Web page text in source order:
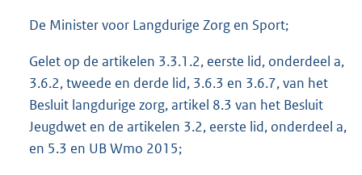
b
De Minister voor Langdurige Zorg en Sport;
Gelet op de artikelen 3.3.1.2, eerste lid, onderdeel a,
3.6.2, tweede en derde lid, 3.6.3 en 3.6.7, van het
Besluit langdurige zorg, artikel 8.3 van het Besluit
Jeugdwet en de artikelen 3.2, eerste lid, onderdeel a,
en 5.3 en UB Wmo 2015;